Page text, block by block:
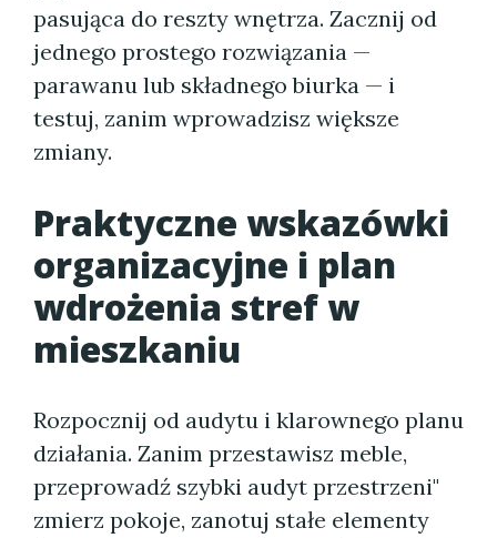
pasująca do reszty wnętrza. Zacznij od
jednego prostego rozwiązania —
parawanu lub składnego biurka — i
testuj, zanim wprowadzisz większe
zmiany.
Praktyczne wskazówki
organizacyjne i plan
wdrożenia stref w
mieszkaniu
Rozpocznij od audytu i klarownego planu
działania. Zanim przestawisz meble,
przeprowadź szybki audyt przestrzeni"
zmierz pokoje, zanotuj stałe elementy